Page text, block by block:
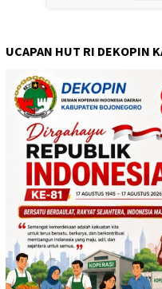
UCAPAN HUT RI DEKOPIN